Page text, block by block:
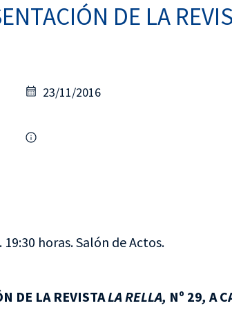
DE LA
23/11/2016
19:30 horas. Salón de Actos.
DE LA REVISTALA RELLA, Nº 29, A